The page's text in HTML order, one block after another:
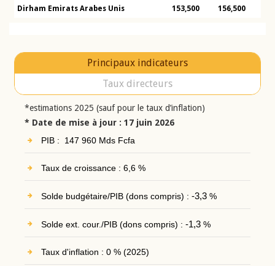
Dirham Emirats Arabes Unis 153,500 156,500
Principaux indicateurs
Taux directeurs
*estimations 2025 (sauf pour le taux d’inflation)
* Date de mise à jour : 17 juin 2026
PIB : 147 960 Mds Fcfa
Taux de croissance : 6,6 %
Solde budgétaire/PIB (dons compris) : -3,3%
Solde ext. cour./PIB (dons compris) : -1,3%
Taux d'inflation : 0 % (2025)